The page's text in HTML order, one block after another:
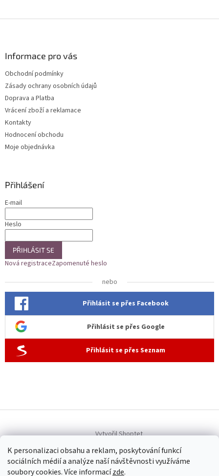
K personalizaci obsahu a reklam, poskytování funkcí
sociálních médií a analýze naší návštěvnosti využíváme
soubory cookies. Více informacízde.
Informace pro vás
Obchodní podmínky
Zásady ochrany osobních údajů
Doprava a Platba
Vrácení zboží a reklamace
Kontakty
Hodnocení obchodu
Moje objednávka
Přihlášení
E-mail
Heslo
PŘIHLÁSIT SE
Nová registraceZapomenuté heslo
nebo
Přihlásit se přes Facebook
Přihlásit se přes Google
Přihlásit se přes Seznam
Vytvořil Shoptet
Copyright 2026 Allen dámská móda. Všechna práva vyhrazena.
Upravit nastavení cookies